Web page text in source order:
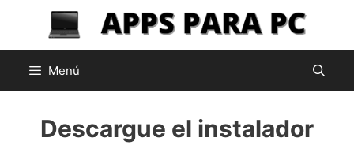
contenido
Menú
Descargue el instalador